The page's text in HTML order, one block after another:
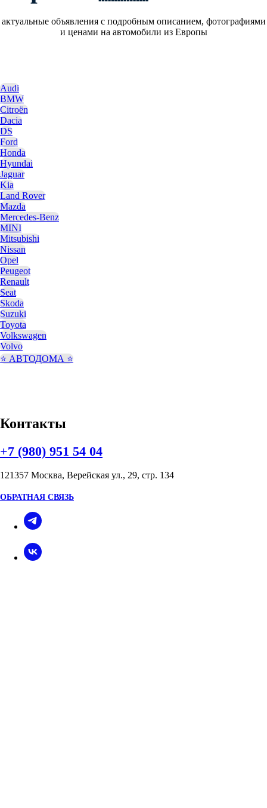
актуальные объявления с подробным описанием, фотографиями
и ценами на автомобили из Европы
Audi
BMW
Citroën
Dacia
DS
Ford
Honda
Hyundai
Jaguar
Kia
Land Rover
Mazda
Mercedes-Benz
MINI
Mitsubishi
Nissan
Opel
Peugeot
Renault
Seat
Skoda
Suzuki
Toyota
Volkswagen
Volvo
⭐️ АВТОДОМА ⭐️
Контакты
+7 (980) 951 54 04
121357 Москва, Верейская ул., 29, стр. 134
ОБРАТНАЯ СВЯЗЬ